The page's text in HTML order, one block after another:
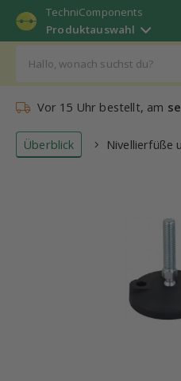
TechniComponents
Produktauswahl
Vor 15 Uhr bestellt, am
Überblick Nivellierfüße